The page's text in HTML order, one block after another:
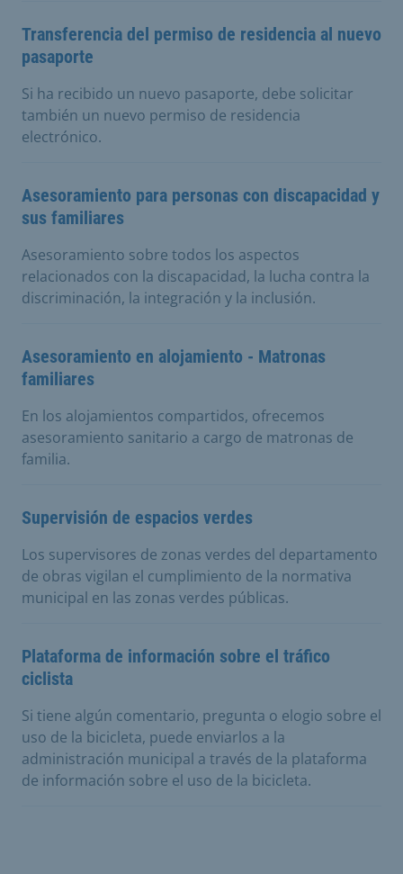
Transferencia del permiso de residencia al nuevo
pasaporte
Si ha recibido un nuevo pasaporte, debe solicitar
también un nuevo permiso de residencia
electrónico.
Asesoramiento para personas con discapacidad y
sus familiares
Asesoramiento sobre todos los aspectos
relacionados con la discapacidad, la lucha contra la
discriminación, la integración y la inclusión.
Asesoramiento en alojamiento - Matronas
familiares
En los alojamientos compartidos, ofrecemos
asesoramiento sanitario a cargo de matronas de
familia.
Supervisión de espacios verdes
Los supervisores de zonas verdes del departamento
de obras vigilan el cumplimiento de la normativa
municipal en las zonas verdes públicas.
Plataforma de información sobre el tráfico
ciclista
Si tiene algún comentario, pregunta o elogio sobre el
uso de la bicicleta, puede enviarlos a la
administración municipal a través de la plataforma
de información sobre el uso de la bicicleta.